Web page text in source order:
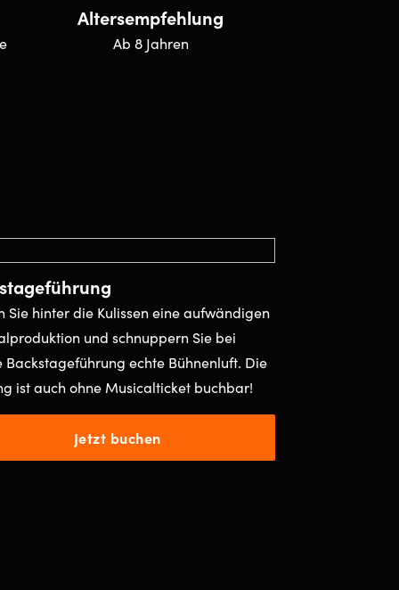
Altersempfehlung
Ab 8 Jahren
Sie hinter die Kulissen eine aufwändigen
und schnuppern Sie bei
Backstageführung echte Bühnenluft. Die
ist auch ohne Musicalticket buchbar!
Jetzt buchen